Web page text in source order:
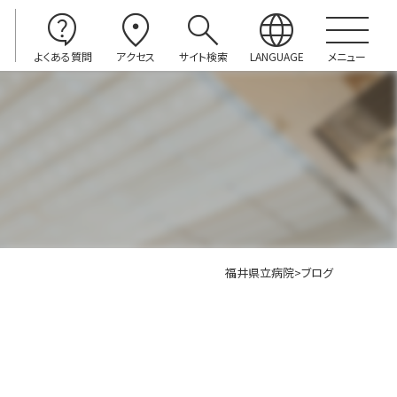
contact_support
よくある質問
location_on
アクセス
search
サイト検索
language
LANGUAGE メニュー
福井県立病院>ブログ